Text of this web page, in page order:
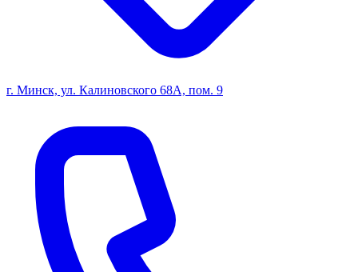
г. Минск, ул. Калиновского 68А, пом. 9